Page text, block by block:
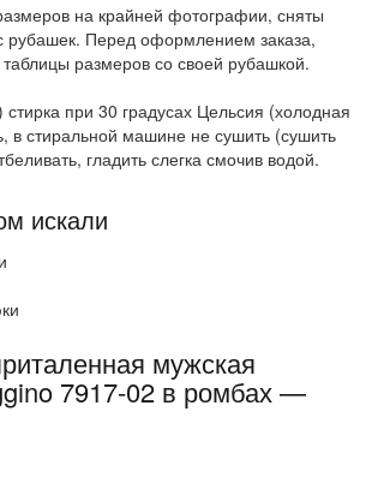
на крайней фотографии, сняты
рубашек. Перед оформлением заказа,
размеров со своей рубашкой.
при 30 градусах Цельсия (холодная
в стиральной машине не сушить (сушить
гладить слегка смочив водой.
искали
мужская
7917-02 в ромбах —